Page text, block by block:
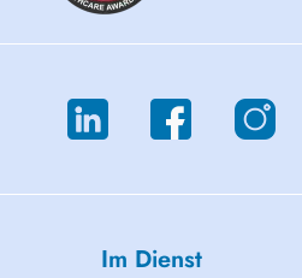
Im Dienst